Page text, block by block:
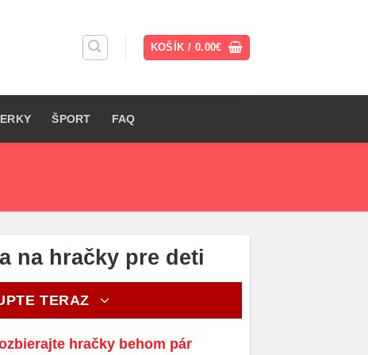
KOŠÍK / 0.00€
ŠPORT FAQ
na hračky pre deti
TERAZ
hračky behom pár